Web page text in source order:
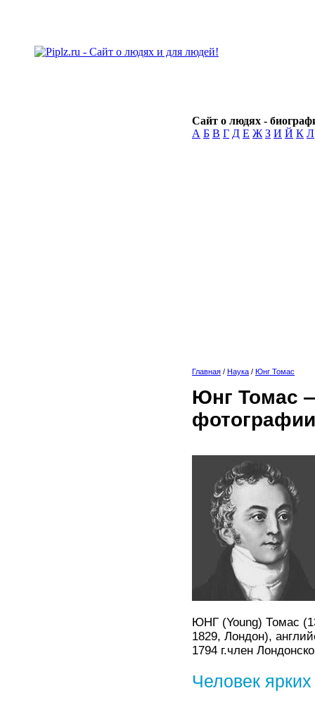
Сайт о людях -
А Б В Г Д Е Ж З И Й К Л
Главная / Наука / Юнг Томас
Юнг Томас
ЮНГ (Young) Томас
1829, Лондон),
1794 г.член
Человек